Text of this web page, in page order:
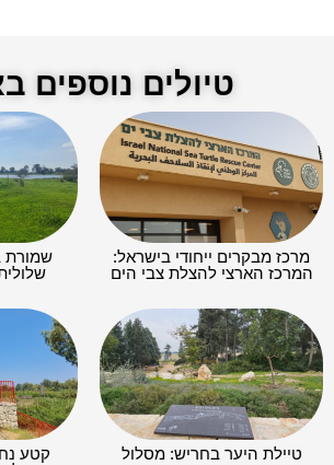
טיולים נוספים
מרכז מבקרים ייחודי בישראל:
המרכז הארצי להצלת צבי הים
שמורת
טיילת היער בחריש: מסלול
קטע